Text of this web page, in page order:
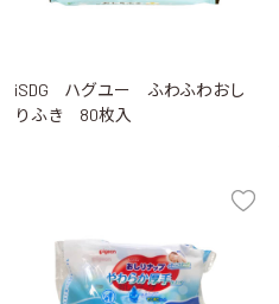
iSDG ハグユー ふわふわおし
りふき 80枚入